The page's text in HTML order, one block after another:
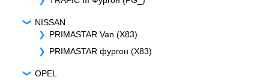
NISSAN
PRIMASTAR Van (X83)
PRIMASTAR фургон (X83)
OPEL